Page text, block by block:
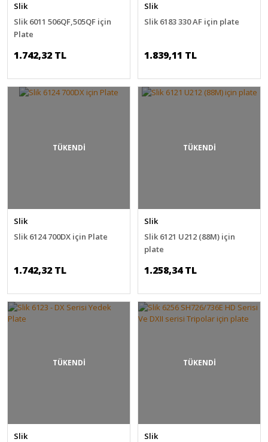
Slik
Slik 6011 506QF,505QF için
Plate
1.742,32 TL
Slik
Slik 6183 330 AF için plate
1.839,11 TL
TÜKENDİ
Slik
Slik 6124 700DX için Plate
1.742,32 TL
TÜKENDİ
Slik
Slik 6121 U212 (88M) için
plate
1.258,34 TL
TÜKENDİ
Slik
TÜKENDİ
Slik